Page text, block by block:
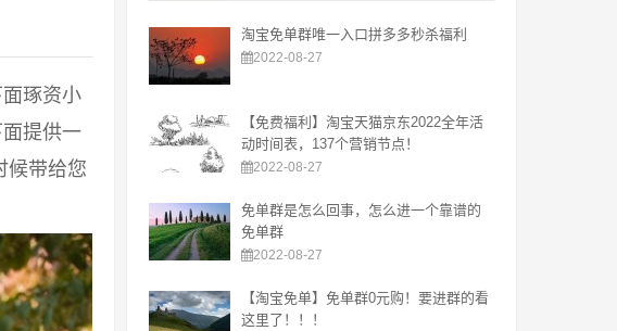
琢资小
提供一
候带给您
淘宝免单群唯一入口拼多多秒杀福利
2022-08-27
【免费福利】淘宝天猫京东2022全年活
动时间表，137个营销节点！
2022-08-27
免单群是怎么回事，怎么进一个靠谱的
免单群
2022-08-27
【淘宝免单】免单群0元购！要进群的看
这里了！！！